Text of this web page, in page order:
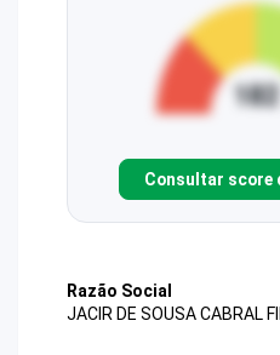
Consultar score
Razão Social
JACIR DE SOUSA CABRAL